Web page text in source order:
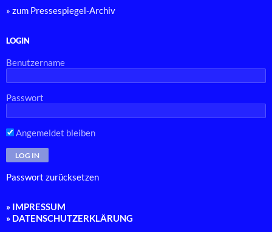
» zum Pressespiegel-Archiv
LOGIN
Benutzername
Passwort
Angemeldet bleiben
Passwort zurücksetzen
» IMPRESSUM
» DATENSCHUTZERKLÄRUNG